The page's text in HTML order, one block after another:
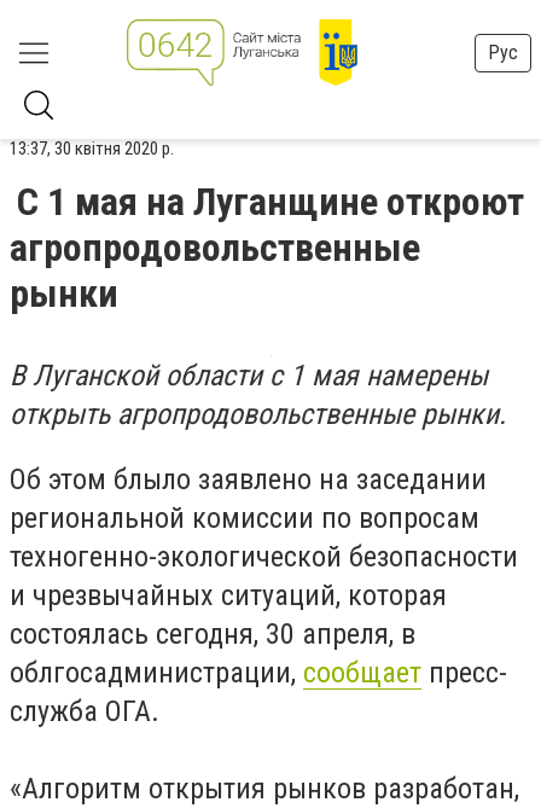
Рус
13:37, 30 квітня 2020 р.
С 1 мая на Луганщине откроют
агропродовольственные
рынки
В Луганской области с 1 мая намерены
открыть агропродовольственные рынки.
Об этом блыло заявлено на заседании
региональной комиссии по вопросам
техногенно-экологической безопасности
и чрезвычайных ситуаций, которая
состоялась сегодня, 30 апреля, в
облгосадминистрации, сообщает пресс-
служба ОГА.
«Алгоритм открытия рынков разработан,